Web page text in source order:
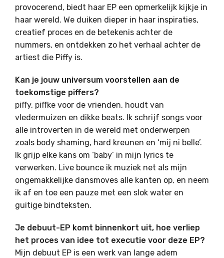
provocerend, biedt haar EP een opmerkelijk kijkje in
haar wereld. We duiken dieper in haar inspiraties,
creatief proces en de betekenis achter de
nummers, en ontdekken zo het verhaal achter de
artiest die Piffy is.
Kan je jouw universum voorstellen aan de
toekomstige piffers?
piffy, piffke voor de vrienden, houdt van
vledermuizen en dikke beats. Ik schrijf songs voor
alle introverten in de wereld met onderwerpen
zoals body shaming, hard kreunen en ‘mij ni belle’.
Ik grijp elke kans om ‘baby’ in mijn lyrics te
verwerken. Live bounce ik muziek net als mijn
ongemakkelijke dansmoves alle kanten op, en neem
ik af en toe een pauze met een slok water en
guitige bindteksten.
Je debuut-EP komt binnenkort uit, hoe verliep
het proces van idee tot executie voor deze EP?
Mijn debuut EP is een werk van lange adem